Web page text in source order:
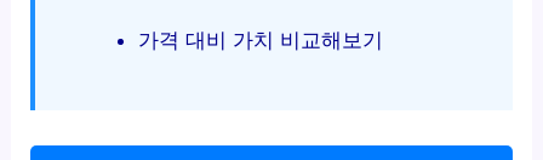
가격 대비 가치 비교해보기